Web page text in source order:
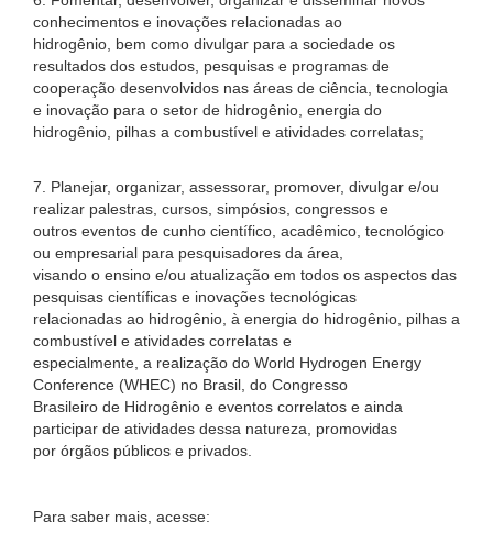
conhecimentos e inovações relacionadas ao
hidrogênio, bem como divulgar para a sociedade os
resultados dos estudos, pesquisas e programas de
cooperação desenvolvidos nas áreas de ciência, tecnologia
e inovação para o setor de hidrogênio, energia do
hidrogênio, pilhas a combustível e atividades correlatas;
7. Planejar, organizar, assessorar, promover, divulgar e/ou
realizar palestras, cursos, simpósios, congressos e
outros eventos de cunho científico, acadêmico, tecnológico
ou empresarial para pesquisadores da área,
visando o ensino e/ou atualização em todos os aspectos das
pesquisas científicas e inovações tecnológicas
relacionadas ao hidrogênio, à energia do hidrogênio, pilhas a
combustível e atividades correlatas e
especialmente, a realização do World Hydrogen Energy
Conference (WHEC) no Brasil, do Congresso
Brasileiro de Hidrogênio e eventos correlatos e ainda
participar de atividades dessa natureza, promovidas
por órgãos públicos e privados.
Para saber mais, acesse: